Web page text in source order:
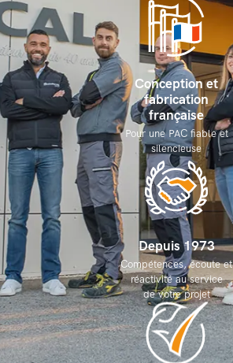
Conception et
fabrication
française
Pour une PAC fiable et
silencieuse
Depuis 1973
Compétences, écoute et
réactivité au service
de votre projet